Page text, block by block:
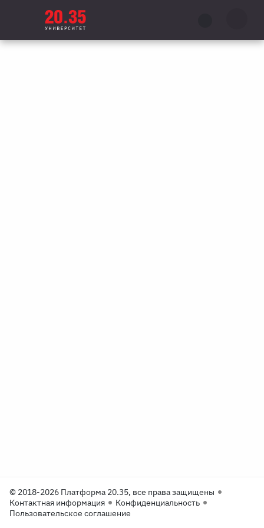
© 2018-2026 Платформа 20.35, все права защищены
Контактная информация
Конфиденциальность
Пользовательское соглашение